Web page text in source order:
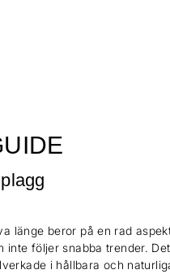
länge beror på en rad
inte följer snabba trender.
i hållbara och